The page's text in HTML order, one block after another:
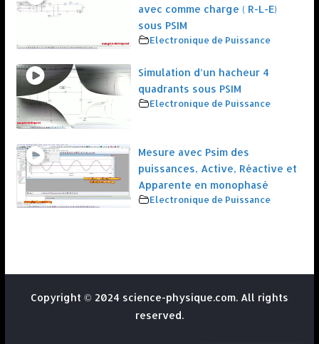
avec comme charge ( R-L-E)
sous PSIM
Electronique de Puissance
Simulation d’un hacheur 4
quadrants sous PSIM
Electronique de Puissance
Mesure avec Psim des
puissances, Active, Réactive et
Apparente en monophasé
Electronique de Puissance
Copyright © 2024 science-physique.com. All rights
reserved.